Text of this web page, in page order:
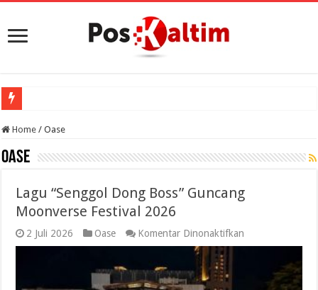
Home / Oase
Oase
Lagu “Senggol Dong Boss” Guncang
Moonverse Festival 2026
2 Juli 2026 Oase Komentar Dinonaktifkan
Lagu